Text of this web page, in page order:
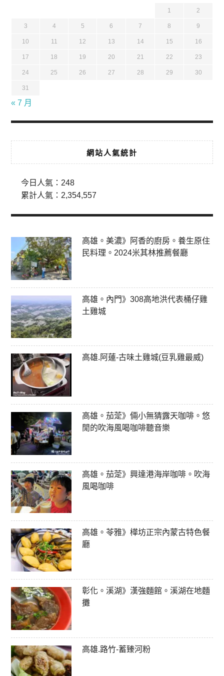
1 2
3 4 5 6 7 8 9
10 11 12 13 14 15 16
17 18 19 20 21 22 23
24 25 26 27 28 29 30
31
« 7 月
網站人氣統計
今日人氣： 248
累計人氣： 2,354,557
高雄。美濃》阿香的廚房。養生原住
民料理。2024米其林推薦餐廳
高雄。內門》308高地洪代表桶仔雞
土雞城
高雄.阿蓮-古味土雞城(豆乳雞最威)
高雄。茄萣》倆小無猜露天咖啡。悠
閒的吹海風喝咖啡聽音樂
高雄。茄萣》興達港海岸咖啡。吹海
風喝咖啡
高雄。苓雅》樺坊正宗內蒙古特色餐
廳
彰化。溪湖》漢強麵館。溪湖在地麵
攤
高雄.路竹-蓄臻河粉